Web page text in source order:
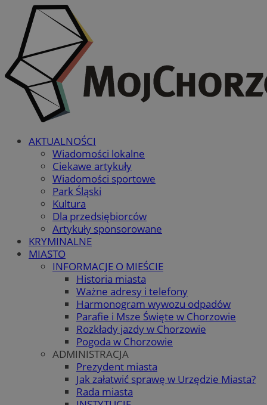
AKTUALNOŚCI
Wiadomości lokalne
Ciekawe artykuły
Wiadomości sportowe
Park Śląski
Kultura
Dla przedsiębiorców
Artykuły sponsorowane
KRYMINALNE
MIASTO
INFORMACJE O MIEŚCIE
Historia miasta
Ważne adresy i telefony
Harmonogram wywozu odpadów
Parafie i Msze Święte w Chorzowie
Rozkłady jazdy w Chorzowie
Pogoda w Chorzowie
ADMINISTRACJA
Prezydent miasta
Jak załatwić sprawę w Urzędzie Miasta?
Rada miasta